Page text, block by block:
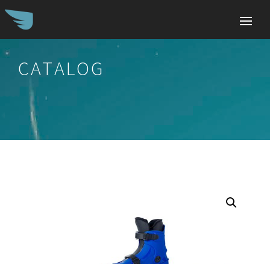
CATALOG
Search
for: